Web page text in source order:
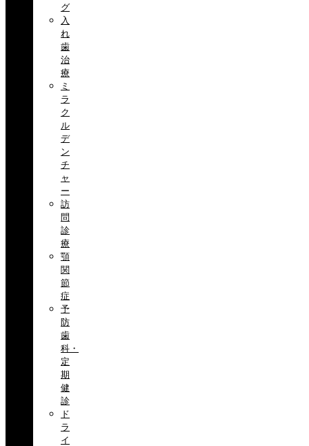
グ
入
れ
歯
治
療
ミ
ラ
ク
ル
デ
ン
チ
ャ
ー
訪
問
診
療
顎
関
節
症
予
防
歯
科・
定
期
健
診
ド
ラ
イ